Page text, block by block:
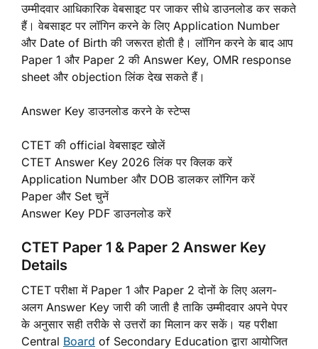
उम्मीदवार आधिकारिक वेबसाइट पर जाकर सीधे डाउनलोड कर सकते
हैं। वेबसाइट पर लॉगिन करने के लिए Application Number
और Date of Birth की जरूरत होती है। लॉगिन करने के बाद आप
Paper 1 और Paper 2 की Answer Key, OMR response
sheet और objection लिंक देख सकते हैं।
Answer Key डाउनलोड करने के स्टेप्स
CTET की official वेबसाइट खोलें
CTET Answer Key 2026 लिंक पर क्लिक करें
Application Number और DOB डालकर लॉगिन करें
Paper और Set चुनें
Answer Key PDF डाउनलोड करें
CTET Paper 1 & Paper 2 Answer Key
Details
CTET परीक्षा में Paper 1 और Paper 2 दोनों के लिए अलग-
अलग Answer Key जारी की जाती है ताकि उम्मीदवार अपने पेपर
के अनुसार सही तरीके से उत्तरों का मिलान कर सकें। यह परीक्षा
Central Board of Secondary Education द्वारा आयोजित